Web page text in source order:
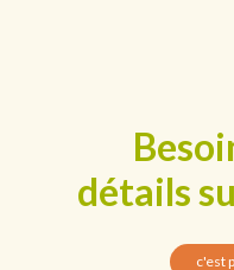
détails
c'est